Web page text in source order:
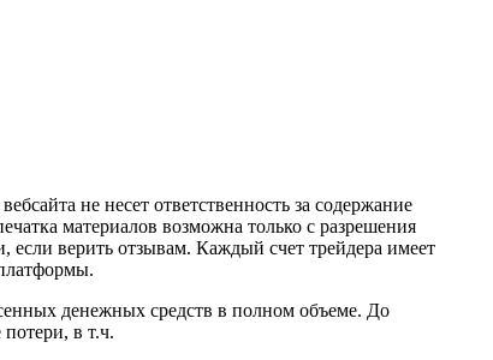
не несет ответственность за содержание
материалов возможна только с разрешения
верить отзывам. Каждый счет трейдера имеет
денежных средств в полном объеме. До
в т.ч.